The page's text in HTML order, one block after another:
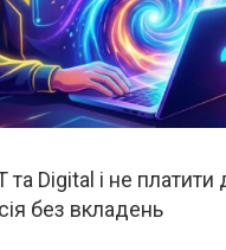
Digital і не платити
без вкладень